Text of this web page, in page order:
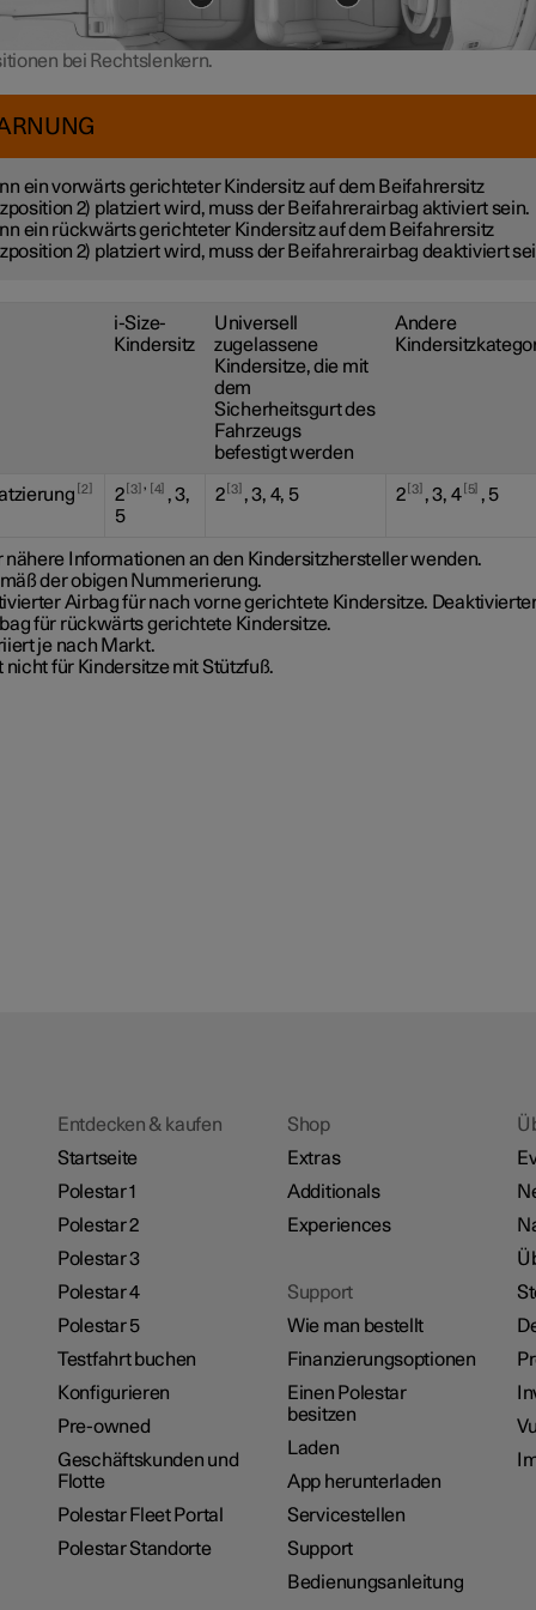
bei Rechtslenkern.
ein vorwärts gerichteter Kindersitz auf dem Beifahrersitz
2) platziert wird, muss der Beifahrerairbag aktiviert sein.
ein rückwärts gerichteter Kindersitz auf dem Beifahrersitz
2) platziert wird, muss der Beifahrerairbag deaktiviert
i-Size-
Kindersitz
Universell
zugelassene
Kindersitze, die mit
dem
Sicherheitsgurt des
Fahrzeugs
befestigt werden
Andere
2 2 3 , 4 , 3,
5
2 3 , 3, 4, 5 2 3 , 3, 4 5 , 5
nähere Informationen an den Kindersitzhersteller wenden.
der obigen Nummerierung.
Airbag für nach vorne gerichtete Kindersitze.
für rückwärts gerichtete Kindersitze.
je nach Markt.
nicht für Kindersitze mit Stützfuß.
Entdecken & kaufen
Startseite
Polestar 1
Polestar 2
Polestar 3
Polestar 4
Polestar 5
Testfahrt buchen
Konfigurieren
Pre-owned
Geschäftskunden und
Flotte
Polestar Fleet Portal
Polestar Standorte
Shop
Extras
Additionals
Experiences
Support
Wie man bestellt
Finanzierungsoptionen
Einen Polestar
besitzen
Laden
App herunterladen
Servicestellen
Support
Bedienungsanleitung